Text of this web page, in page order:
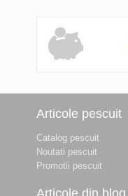
Articole pescuit
Catalog pescuit
Noutati pescuit
Promotii pescuit
Articole din blog